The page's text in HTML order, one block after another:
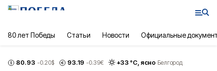
80 лет Победы Статьи Новости Официальные
80.93 -0.20$ 93.19 -0.39€ +33 °С, ясно Белгород